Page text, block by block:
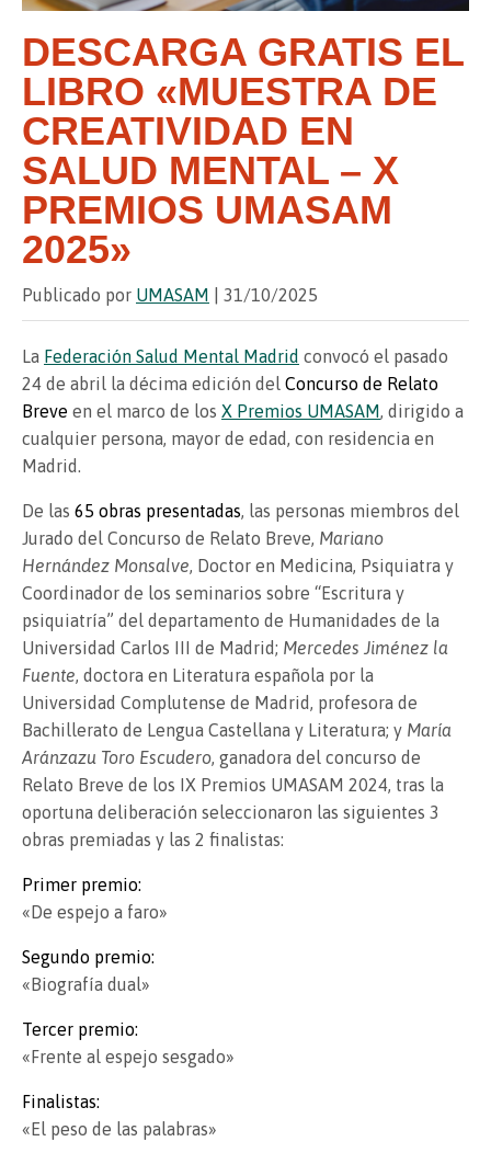
DESCARGA GRATIS EL
LIBRO «MUESTRA DE
CREATIVIDAD EN
SALUD MENTAL – X
PREMIOS UMASAM
2025»
Publicado por UMASAM | 31/10/2025
La Federación Salud Mental Madrid convocó el pasado
24 de abril la décima edición del Concurso de Relato
Breve en el marco de los X Premios UMASAM , dirigido a
cualquier persona, mayor de edad, con residencia en
Madrid.
De las 65 obras presentadas , las personas miembros del
Jurado del Concurso de Relato Breve, Mariano
Hernández Monsalve , Doctor en Medicina, Psiquiatra y
Coordinador de los seminarios sobre “Escritura y
psiquiatría” del departamento de Humanidades de la
Universidad Carlos III de Madrid; Mercedes Jiménez la
Fuente , doctora en Literatura española por la
Universidad Complutense de Madrid, profesora de
Bachillerato de Lengua Castellana y Literatura; y María
Aránzazu Toro Escudero , ganadora del concurso de
Relato Breve de los IX Premios UMASAM 2024, tras la
oportuna deliberación seleccionaron las siguientes 3
obras premiadas y las 2 finalistas:
Primer premio:
«De espejo a faro»
Segundo premio:
«Biografía dual»
Tercer premio:
«Frente al espejo sesgado»
Finalistas:
«El peso de las palabras»